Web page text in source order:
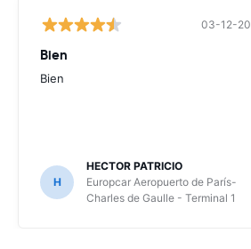
03-12-
Bien
Bien
H
HECTOR PATRICIO
Europcar Aeropuerto de París-
Charles de Gaulle - Terminal 1